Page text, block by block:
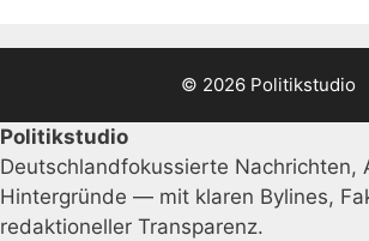
© 2026 Politikstudio
Politikstudio
Deutschlandfokussierte Nachrichten,
Hintergründe — mit klaren Bylines,
redaktioneller Transparenz.